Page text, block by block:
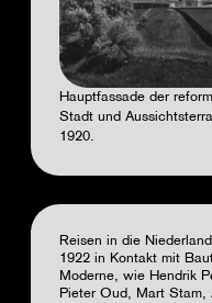
Hauptfassade der
Stadt und
1920.
Reisen in die
1922 in Kontakt mit
Moderne, wie Hendrik
Pieter Oud, Mart Stam,